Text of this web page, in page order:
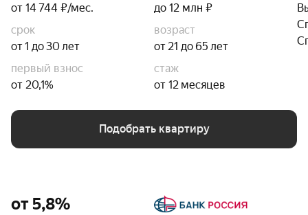
от 14 744 ₽/мес.
до 12 млн ₽
срок
от 1 до 30 лет
возраст
от 21 до 65 лет
первый взнос
от 20,1%
стаж
от 12 месяцев
Подобрать квартиру
от 5,8%